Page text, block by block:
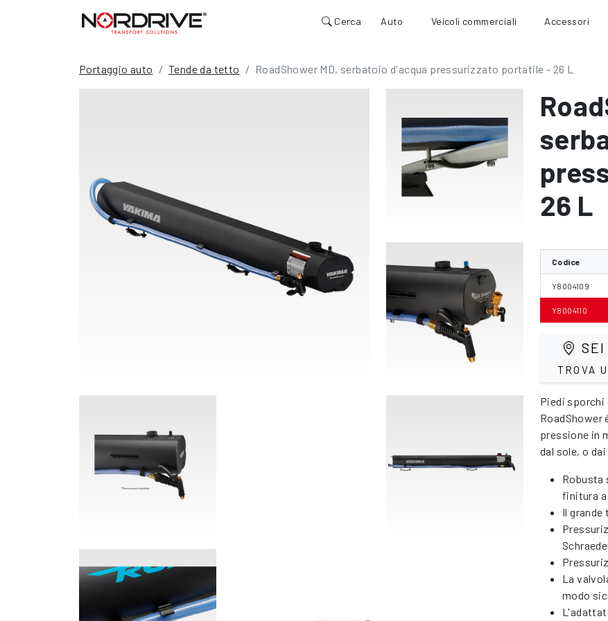
Cerca Auto Veicoli commerciali Accessori
Portaggio auto Tende da tetto RoadShower MD, serbatoio d'acqua pressurizzato portatile - 26 L
26 L
Codice
Y8004109
Y8004110
TROVA
Piedi sporchi
RoadShower
pressione in
dal sole, o
Robusta
finitura
Il
La
modo